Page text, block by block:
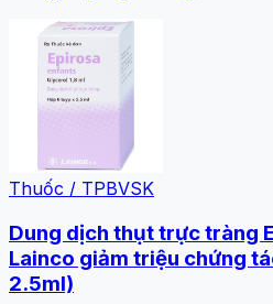
Thuốc / TPBVSK
Dung dịch thụt trực tràng
Lainco giảm triệu chứng
2.5ml)